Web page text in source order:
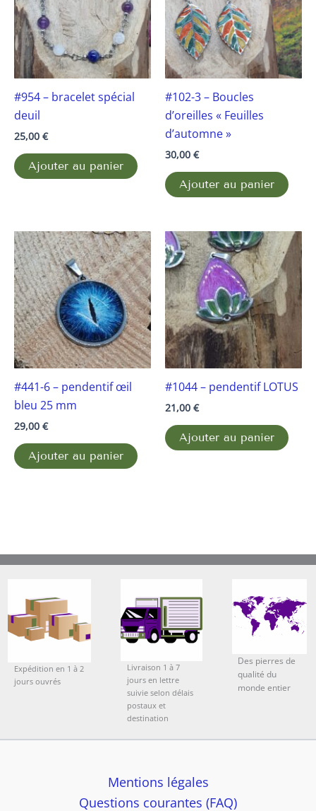
#954 – bracelet spécial
deuil
25,00 €
Ajouter au panier
#102-3 – Boucles
d’oreilles « Feuilles
d’automne »
30,00 €
Ajouter au panier
#441-6 – pendentif œil
bleu 25 mm
29,00 €
Ajouter au panier
#1044 – pendentif LOTUS
21,00 €
Ajouter au panier
Expédition en 1 à 2
jours ouvrés
Livraison 1 à 7
jours en lettre
suivie selon délais
postaux et
destination
Des pierres de
qualité du
monde entier
Mentions légales
Questions courantes (FAQ)